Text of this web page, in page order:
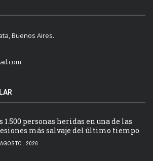
Buenos Aires.
1.500 personas heridas en una de las
más salvaje del último tiempo
2026